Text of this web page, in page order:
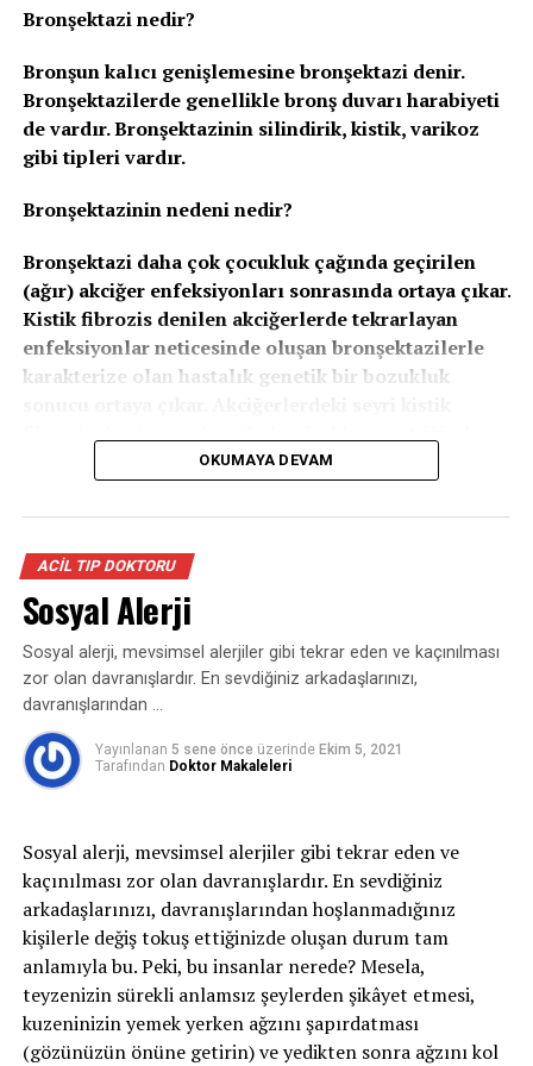
ısısının 41 °C nin üzerinde olmasıdır.
Ateş düşürücüler, enfeksiyon hastalıklarının gidişinde
herhangi bir değişiklik yapmaz, sonucu etkilemezler.
SIRADAKI
KAÇIRMAYIN
Bebeklik ve Erken Çocukluk Döneminde Sınır Koyma
Bronşektazi nedir?
Bronşun kalıcı genişlemesine bronşektazi denir.
Bronşektazilerde genellikle bronş duvarı harabiyeti
de vardır. Bronşektazinin silindirik, kistik, varikoz
gibi tipleri vardır.
Bronşektazinin nedeni nedir?
Bronşektazi daha çok çocukluk çağında geçirilen
(ağır) akciğer enfeksiyonları sonrasında ortaya çıkar.
Kistik fibrozis denilen akciğerlerde tekrarlayan
enfeksiyonlar neticesinde oluşan bronşektazilerle
karakterize olan hastalık genetik bir bozukluk
ve kistik fibrozis yalnızca akciğerleri etkilemeyip,
etkileyebildiğinden bronşektazi başlığı altında değil
ayrıca değerlendirilmesi gereken bir hastalıktır.
Bronşektazi tek başına bir hastalık olmaktan daha
çok akciğerlerde ortaya çıkan ağır ya da tekrarlayan
enfeksiyonların bir sonucudur. Bu durumun istisnası
konjenital bronşektaziler sayılabilir. Konjenital
bronşektazilerde bronş duvarında kıkırdak gelişimi
sorunları olabilmektedir.
Bronşektazinin semptomları nelerdir?
bazen kanlı balgam (hemoptizi) da olabilir.
Bronşektazisi görece yaygın olan hastalar özellikle
kış mevsiminde enfeksiyonlardan dolayı fazla
miktarda balgam çıkarabilirler. Bronşektazinin yeri
ve yaygınlığı çok önemlidir. Lokalize bronşektaziler
karinanın alt tarafındaysalar sekresyonlardan dolayı
sık sık enfekte olabilirler. Üst loblarda olan
bronşektaziler daha çok akciğer tüberkülozu sekeli
OKUMAYA DEVAM
ACIL TIP DOKTORU
Sosyal Alerji
Sosyal alerji, mevsimsel alerjiler gibi tekrar eden ve kaçınılması
zor olan davranışlardır. En sevdiğiniz arkadaşlarınızı,
davranışlarından …
Yayınlanan 5 sene önce üzerinde Ekim 5, 2021
Tarafından Doktor Makaleleri
Sosyal alerji, mevsimsel alerjiler gibi tekrar eden ve
kaçınılması zor olan davranışlardır. En sevdiğiniz
arkadaşlarınızı, davranışlarından hoşlanmadığınız
kişilerle değiş tokuş ettiğinizde oluşan durum tam
anlamıyla bu. Peki, bu insanlar nerede? Mesela,
teyzenizin sürekli anlamsız şeylerden şikâyet etmesi,
kuzeninizin yemek yerken ağzını şapırdatması
(gözünüzün önüne getirin) ve yedikten sonra ağzını kol